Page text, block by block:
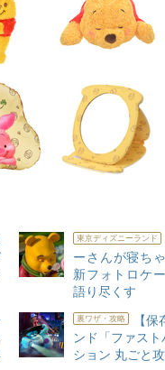
東京ディズニーランド
ーさんが寝ち
新フォトロケ
語り尽くす
裏ワザ・攻略
【
ンド「ファス
ション 丸ごと